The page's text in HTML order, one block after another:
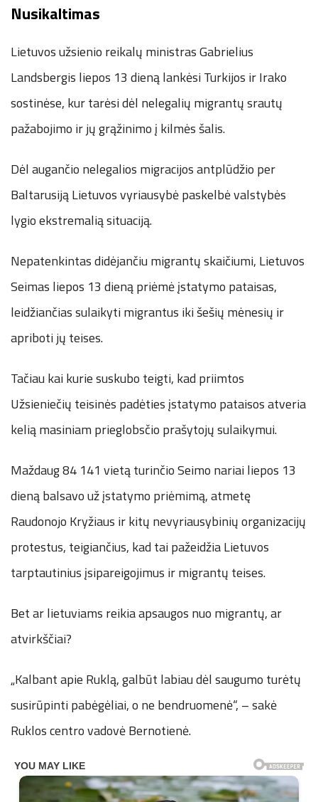
Nusikaltimas
Lietuvos užsienio reikalų ministras Gabrielius
Landsbergis liepos 13 dieną lankėsi Turkijos ir Irako
sostinėse, kur tarėsi dėl nelegalių migrantų srautų
pažabojimo ir jų grąžinimo į kilmės šalis.
Dėl augančio nelegalios migracijos antplūdžio per
Baltarusiją Lietuvos vyriausybė paskelbė valstybės
lygio ekstremalią situaciją.
Nepatenkintas didėjančiu migrantų skaičiumi, Lietuvos
Seimas liepos 13 dieną priėmė įstatymo pataisas,
leidžiančias sulaikyti migrantus iki šešių mėnesių ir
apriboti jų teises.
Tačiau kai kurie suskubo teigti, kad priimtos
Užsieniečių teisinės padėties įstatymo pataisos atveria
kelią masiniam prieglobsčio prašytojų sulaikymui.
Maždaug 84 141 vietą turinčio Seimo nariai liepos 13
dieną balsavo už įstatymo priėmimą, atmetę
Raudonojo Kryžiaus ir kitų nevyriausybinių organizacijų
protestus, teigiančius, kad tai pažeidžia Lietuvos
tarptautinius įsipareigojimus ir migrantų teises.
Bet ar lietuviams reikia apsaugos nuo migrantų, ar
atvirkščiai?
„Kalbant apie Ruklą, galbūt labiau dėl saugumo turėtų
susirūpinti pabėgėliai, o ne bendruomenė“, – sakė
Ruklos centro vadovė Bernotienė.